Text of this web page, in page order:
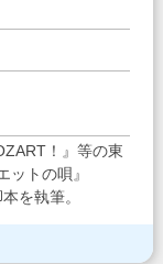
！』等の東
トの唄』
を執筆。